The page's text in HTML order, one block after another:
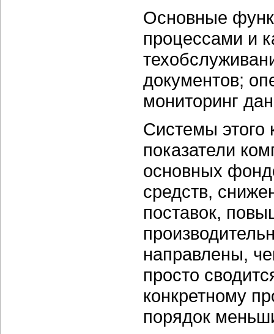
Основные
процессами и
документов;
мониторинг
Системы
показатели
основных
средств,
поставок,
направлены,
просто
конкретному
порядок